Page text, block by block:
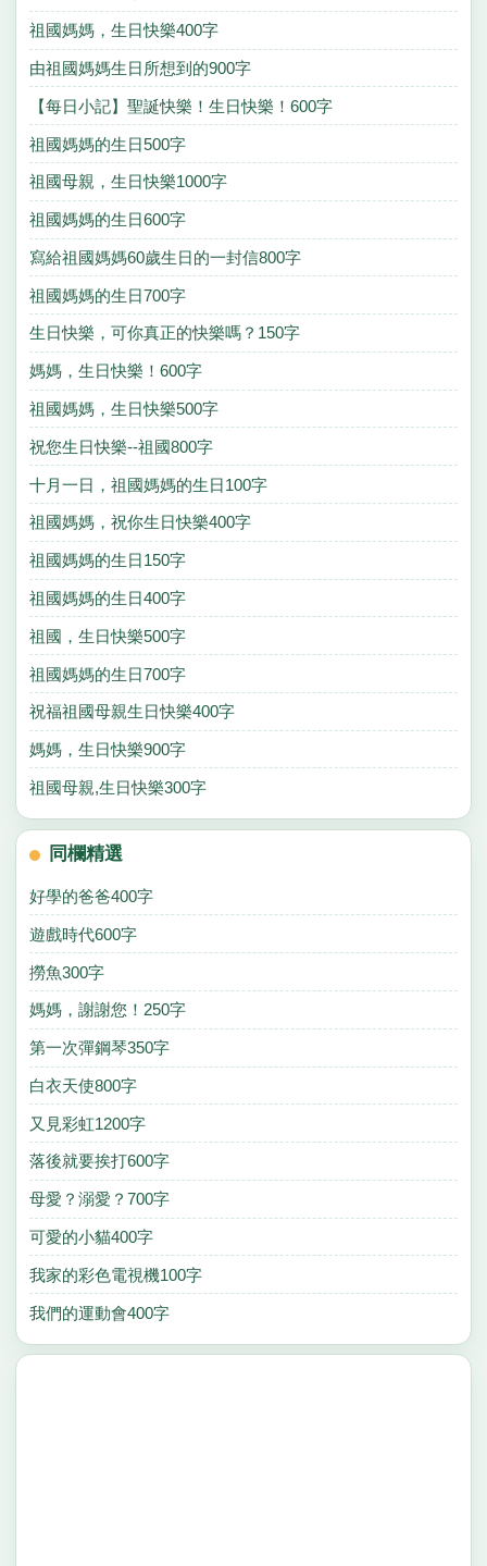
祖國媽媽，生日快樂400字
由祖國媽媽生日所想到的900字
【每日小記】聖誕快樂！生日快樂！600字
祖國媽媽的生日500字
祖國母親，生日快樂1000字
祖國媽媽的生日600字
寫給祖國媽媽60歲生日的一封信800字
祖國媽媽的生日700字
生日快樂，可你真正的快樂嗎？150字
媽媽，生日快樂！600字
祖國媽媽，生日快樂500字
祝您生日快樂--祖國800字
十月一日，祖國媽媽的生日100字
祖國媽媽，祝你生日快樂400字
祖國媽媽的生日150字
祖國媽媽的生日400字
祖國，生日快樂500字
祖國媽媽的生日700字
祝福祖國母親生日快樂400字
媽媽，生日快樂900字
祖國母親,生日快樂300字
同欄精選
好學的爸爸400字
遊戲時代600字
撈魚300字
媽媽，謝謝您！250字
第一次彈鋼琴350字
白衣天使800字
又見彩虹1200字
落後就要挨打600字
母愛？溺愛？700字
可愛的小貓400字
我家的彩色電視機100字
我們的運動會400字